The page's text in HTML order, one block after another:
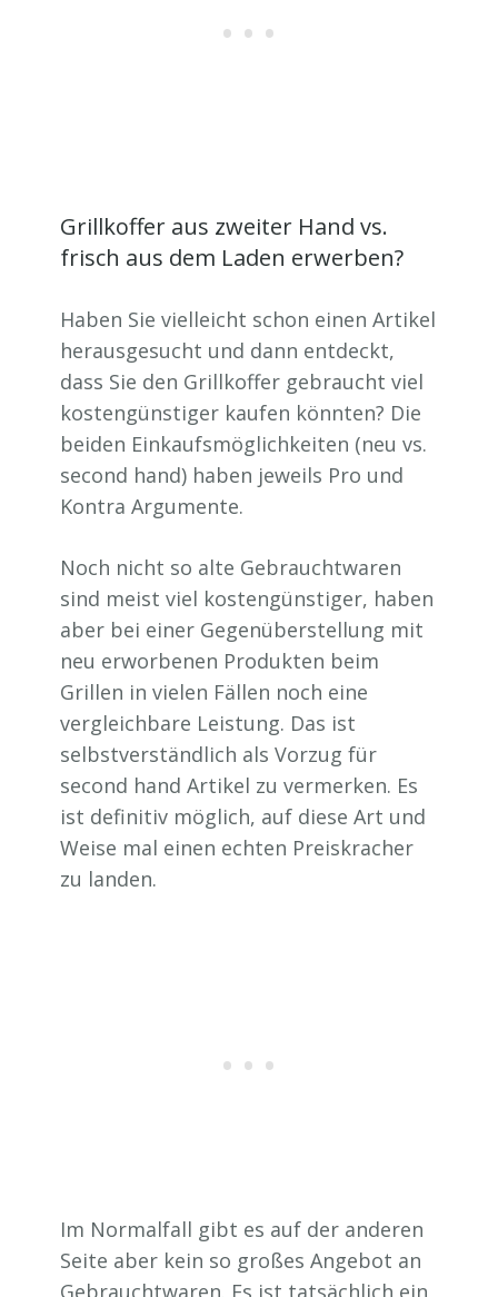
Grillkoffer aus zweiter Hand vs.
frisch aus dem Laden erwerben?
Haben Sie vielleicht schon einen Artikel
herausgesucht und dann entdeckt,
dass Sie den Grillkoffer gebraucht viel
kostengünstiger kaufen könnten? Die
beiden Einkaufsmöglichkeiten (neu vs.
second hand) haben jeweils Pro und
Kontra Argumente.
Noch nicht so alte Gebrauchtwaren
sind meist viel kostengünstiger, haben
aber bei einer Gegenüberstellung mit
neu erworbenen Produkten beim
Grillen in vielen Fällen noch eine
vergleichbare Leistung. Das ist
selbstverständlich als Vorzug für
second hand Artikel zu vermerken. Es
ist definitiv möglich, auf diese Art und
Weise mal einen echten Preiskracher
zu landen.
Im Normalfall gibt es auf der anderen
Seite aber kein so großes Angebot an